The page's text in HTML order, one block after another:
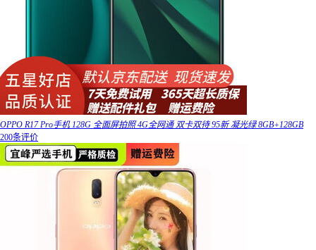
OPPO R17 Pro手机 128G 全面屏拍照 4G全网通 双卡双待 95新 凝光绿 8GB+128GB
200条评价